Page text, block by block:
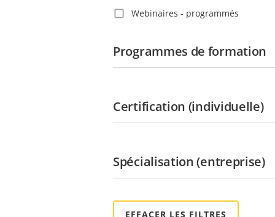
Guatemala
Guyane française
Géorgie
Honduras
Hong-Kong
Inde
Irlande
Webinaires - programmés
Programmes de formation
Certification (individuelle)
Spécialisation (entreprise)